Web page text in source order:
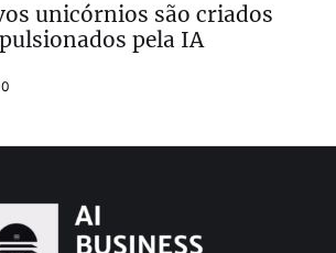
unicórnios são criados
pela IA